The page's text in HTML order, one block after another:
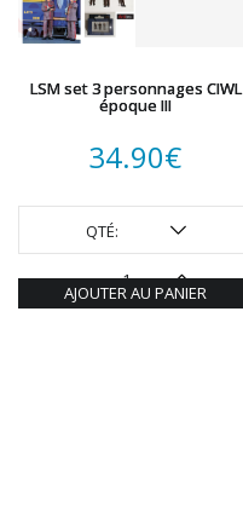
LSM set 3 personnages CIWL
époque III
34.90€
QTÉ:
AJOUTER AU PANIER